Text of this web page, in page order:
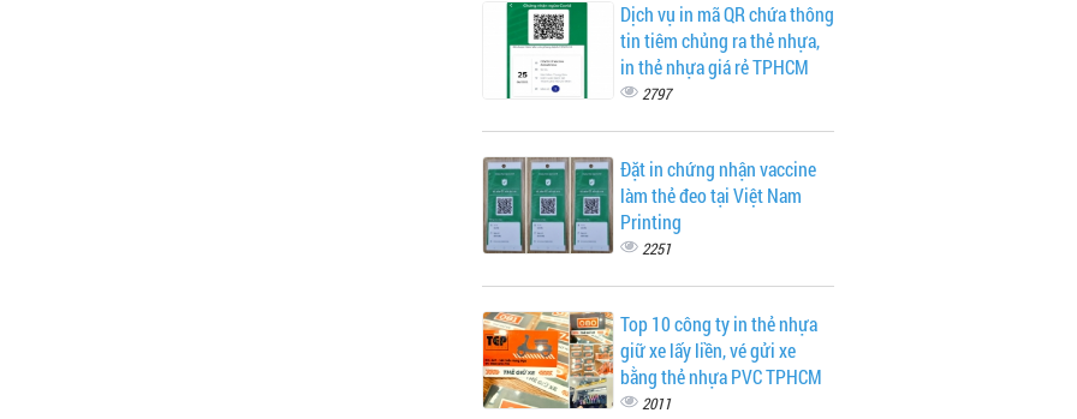
Dịch vụ in mã QR chứa thông
tin tiêm chủng ra thẻ nhựa,
in thẻ nhựa giá rẻ TPHCM
2797
Đặt in chứng nhận vaccine
làm thẻ đeo tại Việt Nam
Printing
2251
Top 10 công ty in thẻ nhựa
giữ xe lấy liền, vé gửi xe
bằng thẻ nhựa PVC TPHCM
2011